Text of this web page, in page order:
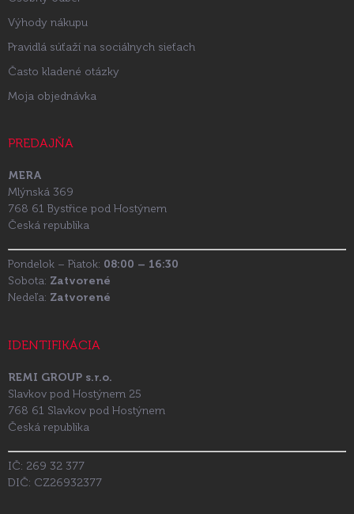
Výhody nákupu
Pravidlá súťaží na sociálnych sieťach
Často kladené otázky
Moja objednávka
PREDAJŇA
MERA
Mlýnská 369
768 61 Bystřice pod Hostýnem
Česká republika
Pondelok – Piatok: 08:00 – 16:30
Sobota: Zatvorené
Nedeľa: Zatvorené
IDENTIFIKÁCIA
REMI GROUP s.r.o.
Slavkov pod Hostýnem 25
768 61 Slavkov pod Hostýnem
Česká republika
IČ: 269 32 377
DIČ: CZ26932377